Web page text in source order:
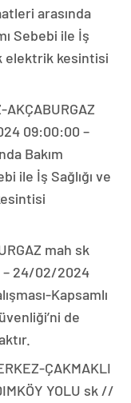
arasında
Sebebi ile İş
elektrik kesintisi
09:00:00 –
Bakım
ile İş Sağlığı ve
mah sk
24/02/2024
Kapsamlı
de
ÇAKMAKLI
YOLU sk //